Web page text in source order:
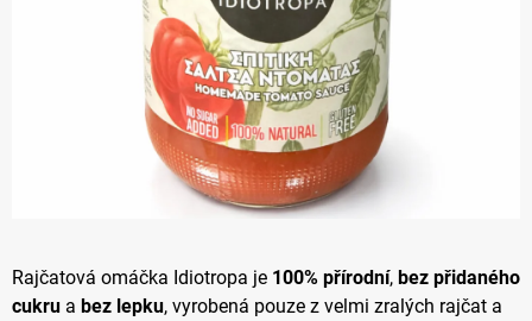
Rajčatová omáčka Idiotropa je 100% přírodní, bez přidaného
cukru a bez lepku, vyrobená pouze z velmi zralých rajčat a